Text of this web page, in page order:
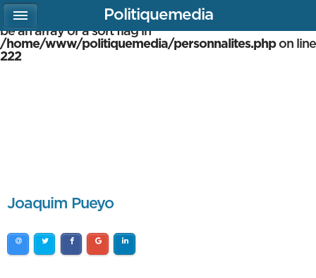
Warning
: array_multisort(): Argument #1 is expected to
be an array or a sort flag in
/home/www/politiquemedia/personnalites.phpon line
222
Joaquim Pueyo
Politiquemedia